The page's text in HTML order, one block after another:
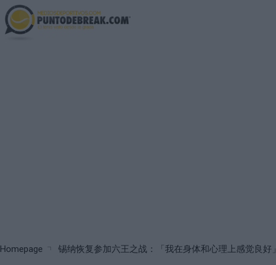
Skip
to
main
Breadcrumb
Homepage 锡纳恢复参加六王之战：「我在身体和心理上感觉良好」